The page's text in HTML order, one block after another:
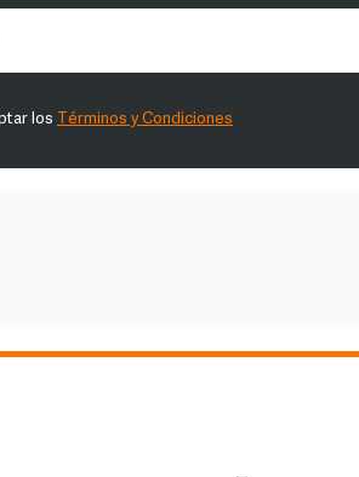
los Términos y Condiciones